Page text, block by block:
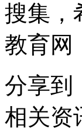
搜集，
教育网
分享到
相关资